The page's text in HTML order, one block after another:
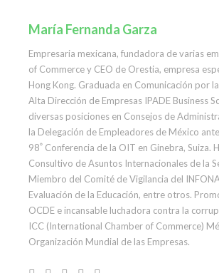
María Fernanda Garza
Empresaria mexicana, fundadora de varias
of Commerce y CEO de Orestia, empresa
Hong Kong. Graduada en Comunicación por
Alta Dirección de Empresas IPADE Business
diversas posiciones en Consejos de
la Delegación de Empleadores de México
98ﹾ Conferencia de la OIT en Ginebra, Suiza. Ha sido nombrada representante del Sector Empresarial ante diversas instancias gubernamentales como el Comité
Consultivo de Asuntos Internacionales de la
Miembro del Comité de Vigilancia del
Evaluación de la Educación, entre otros.
OCDE e incansable luchadora contra la
ICC (International Chamber of Commerce)
Organización Mundial de las Empresas.